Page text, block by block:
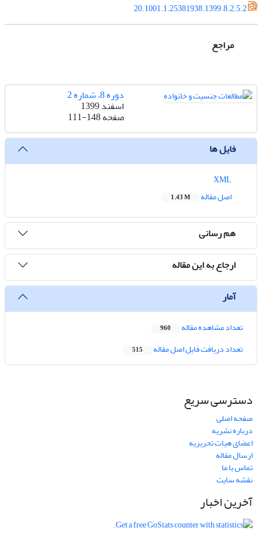
20.1001.1.25381938.1399.8.2.5.2
مراجع
دوره 8، شماره 2
اسفند 1399
صفحه111-148
فایل ها
اصل مقاله
1.43 M
هم رسانی
ارجاع به این مقاله
آمار
تعداد مشاهده مقاله 960
تعداد دریافت فایل اصل مقاله 515
دسترسی سریع
صفحه اصلی
درباره نشریه
اعضای هیات تحریریه
ارسال مقاله
تماس با ما
نقشه سایت
آخرین اخبار